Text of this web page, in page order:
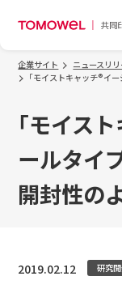
企業サイト ニュースリリ
｢モイストキャッチ®イ
｢モイス
ールタイ
開封性の
2019.02.12 研究